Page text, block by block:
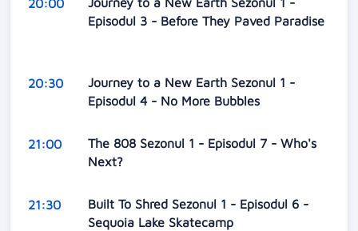
20:00
Episodul 3 - Before They Paved Paradise
20:30
Journey to a New Earth Sezonul 1 -
Episodul 4 - No More Bubbles
21:00
The 808 Sezonul 1 - Episodul 7 - Who's
Next?
21:30
Built To Shred Sezonul 1 - Episodul 6 -
Sequoia Lake Skatecamp